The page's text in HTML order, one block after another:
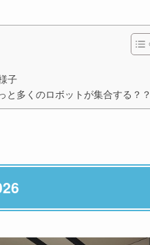
子
と多くのロボットが集合する？？